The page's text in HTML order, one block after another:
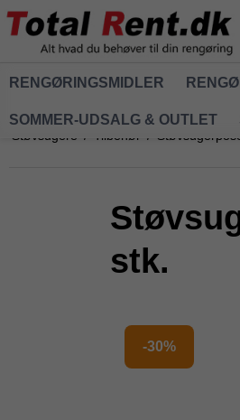
RENGØRINGSMIDLER
SOMMER-UDSALG & OUTLET
Støvsugere / Tilbehør /
stk.
-30%